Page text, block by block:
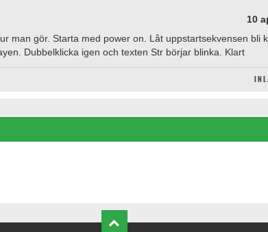
10
man gör. Starta med power on. Låt uppstartsekvensen bli
Dubbelklicka igen och texten Str börjar blinka. Klart